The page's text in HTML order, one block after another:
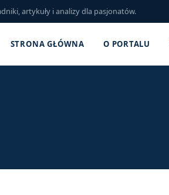
artykuły i analizy dla pasjonatów.
STRONA GŁÓWNA O PORTALU